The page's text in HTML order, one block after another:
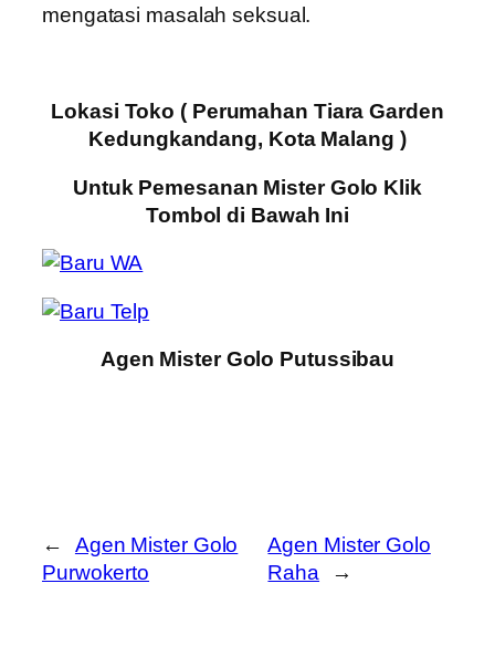
mengatasi masalah seksual.
Lokasi Toko ( Perumahan Tiara Garden
Kedungkandang, Kota Malang )
Untuk Pemesanan Mister Golo Klik
Tombol di Bawah Ini
Agen Mister Golo Putussibau
←
Agen Mister Golo
Purwokerto
Agen Mister Golo
Raha
→